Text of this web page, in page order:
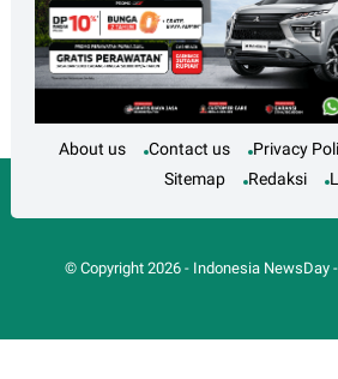
About us Contact us Privacy
Sitemap
Redaksi
© Copyright 2026- Indonesia NewsDay-